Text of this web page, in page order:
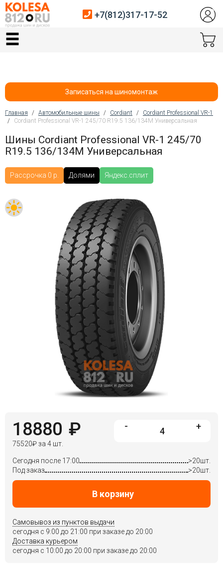
Главная
Автосервис
Услуги шиномонтажа
Хранение шин
Контакты
+7(812)317-
21:00
+7(812)317-17-52
Записаться на шиномонтаж
Вы здесь
Главная / Автомобильные шины / Cordiant /
Cordiant Professional VR-1
/
Cordiant Professional VR-1 245/70 R19.5 136/134M Универсальная
Шины Cordiant Professional VR-1 245/70
R19.5 136/134M Универсальная
Рассрочка 0 р. Долями Яндекс.сплит
18880 ₽
75520₽за 4 шт.
- +
Сегодня после 17:00
>20шт.
Под заказ
>20шт.
В корзину
Самовывоз из пунктов выдачи
сегодня c 9:00 до 21:00 при заказе до 20:00
Доставка курьером
сегодня c 10:00 до 20:00 при заказе до 20:00